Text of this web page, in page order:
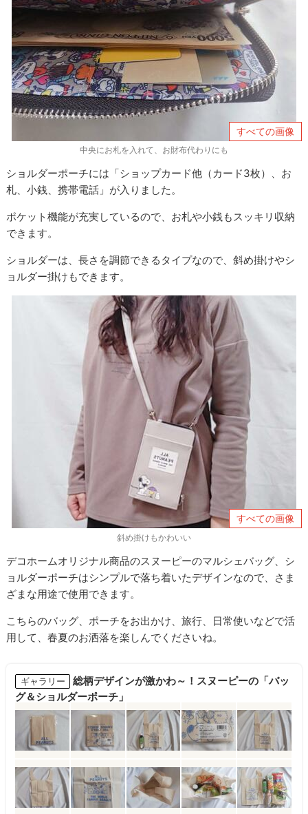
すべての画像
中央にお札を入れて、お財布代わりにも
ショルダーポーチには「ショップカード他（カード3枚）、お
札、小銭、携帯電話」が入りました。
ポケット機能が充実しているので、お札や小銭もスッキリ収納
できます。
ショルダーは、長さを調節できるタイプなので、斜め掛けやシ
ョルダー掛けもできます。
すべての画像
斜め掛けもかわいい
デコホームオリジナル商品のスヌーピーのマルシェバッグ、シ
ョルダーポーチはシンプルで落ち着いたデザインなので、さま
ざまな用途で使用できます。
こちらのバッグ、ポーチをお出かけ、旅行、日常使いなどで活
用して、春夏のお洒落を楽しんでくださいね。
ギャラリー
総柄デザインが激かわ～！スヌーピーの「バッ
グ＆ショルダーポーチ」